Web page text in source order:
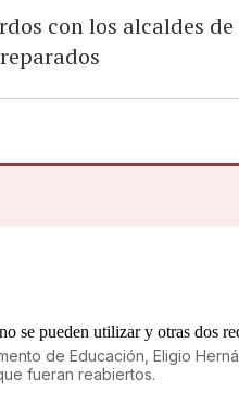
con los alcaldes
de Educación, Eligio
fueran reabiertos.